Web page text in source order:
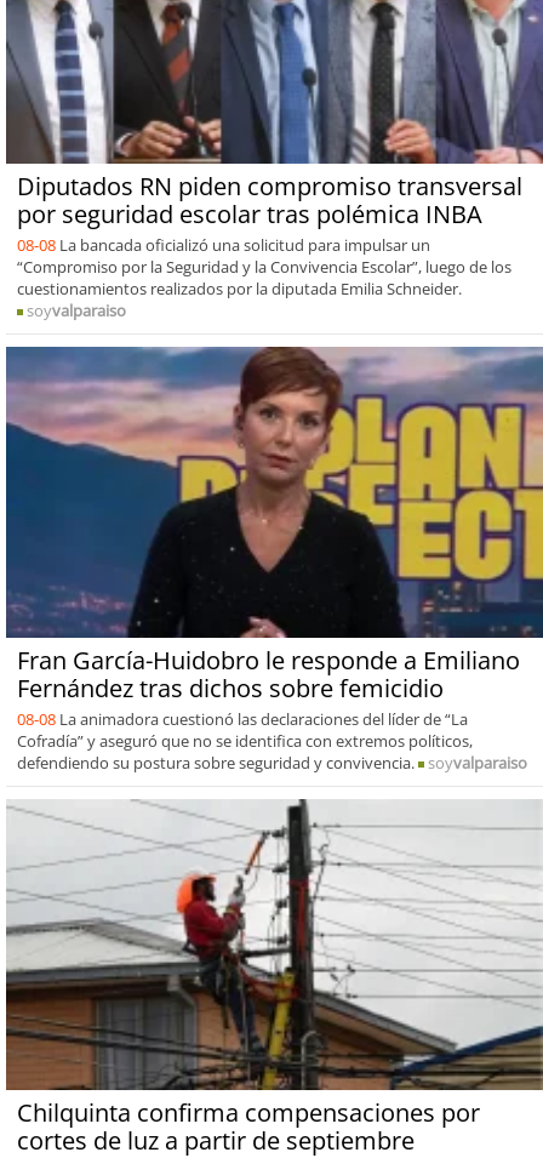
Diputados RN piden compromiso transversal
por seguridad escolar tras polémica INBA
08-08 La bancada oficializó una solicitud para impulsar un
“Compromiso por la Seguridad y la Convivencia Escolar”, luego de los
cuestionamientos realizados por la diputada Emilia Schneider.
soyvalparaiso
Fran García-Huidobro le responde a Emiliano
Fernández tras dichos sobre femicidio
08-08 La animadora cuestionó las declaraciones del líder de “La
Cofradía” y aseguró que no se identifica con extremos políticos,
defendiendo su postura sobre seguridad y convivencia.
soyvalparaiso
Chilquinta confirma compensaciones por
cortes de luz a partir de septiembre